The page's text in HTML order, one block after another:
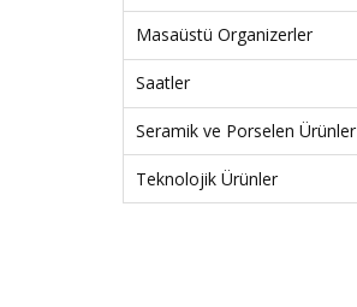
Masaüstü Organizerler
Saatler
Seramik ve Porselen Ürünler
Teknolojik Ürünler